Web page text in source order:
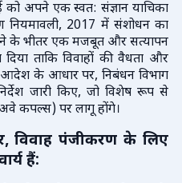
को अपने एक स्वत: संज्ञान याचिका
नियमावली, 2017 में संशोधन का
के भीतर एक मजबूत और सत्यापन
ताकि विवाहों की वैधता और
आदेश के आधार पर, निबंधन विभाग
जारी किए, जो विशेष रूप से
कपल्स) पर लागू होंगे।
विवाह पंजीकरण के लिए
हैं: